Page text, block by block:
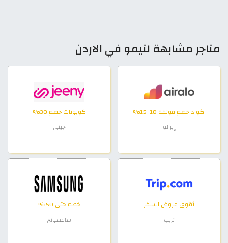
متاجر مشابهة لتيمو في الاردن
اكواد خصم موثقة 10–15%
إيرالو
كوبونات خصم 30%
جيني
أقوى عروض السفر
تريب
خصم حتى 50%
سامسونج